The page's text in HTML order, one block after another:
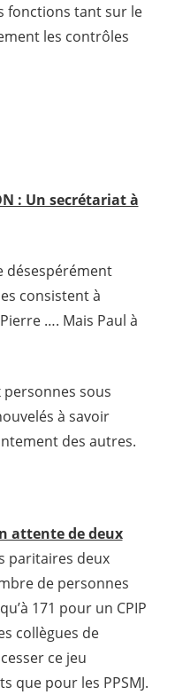
fonctions tant sur le
les contrôles
: Un secrétariat à
désespérément
consistent à
…. Mais Paul à
sous
à savoir
des autres.
attente de deux
paritaires deux
de personnes
171 pour un CPIP
collègues de
ce jeu
que pour les PPSMJ.